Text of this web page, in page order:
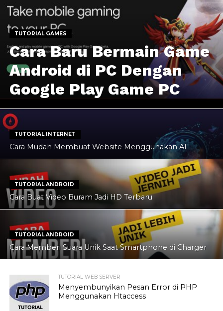
TUTORIAL GAMES
Cara Baru Bermain Game
Android di PC Dengan
Google Play Game PC
TUTORIAL INTERNET
Cara Mudah Membuat Website Menggunakan AI
TUTORIAL ANDROID
Cara Buat Video Buram Jadi HD Terbaru
TUTORIAL ANDROID
Cara Memberi Suara Unik Saat Smartphone di Charger
TUTORIAL WEB SERVER
Menyembunyikan Pesan Error di PHP
Menggunakan Htaccess